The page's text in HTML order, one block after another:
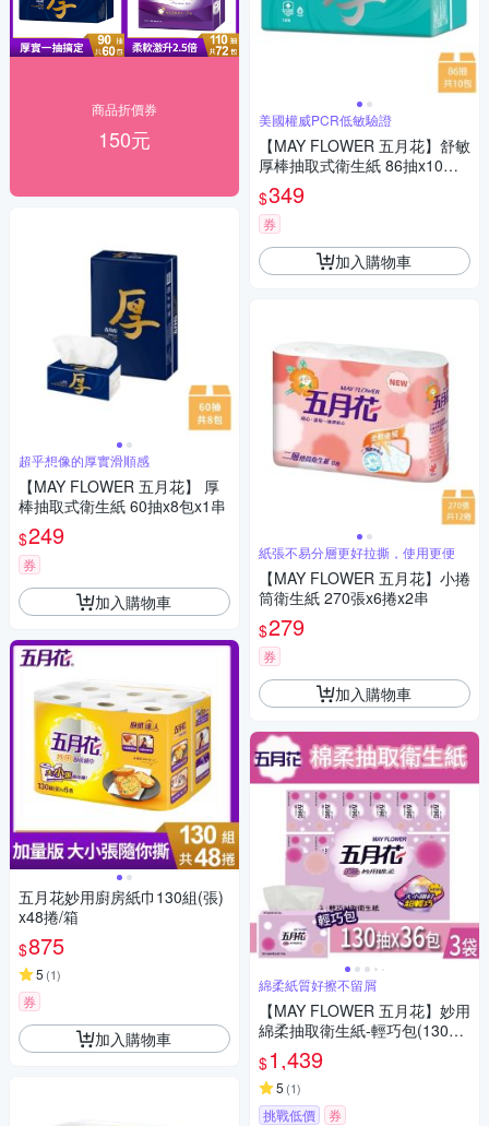
商品折價券
150元
超乎想像的厚實滑順感
【MAY FLOWER 五月花】 厚
棒抽取式衛生紙 60抽x8包x1串
$249
券
加入購物車
五月花妙用廚房紙巾130組(張)
x48捲/箱
$875
5 (1)
券
加入購物車
美國權威PCR低敏驗證
【MAY FLOWER 五月花】舒敏
厚棒抽取式衛生紙 86抽x10包/
串
$349
券
加入購物車
紙張不易分層更好拉撕，使用更便
【MAY FLOWER 五月花】小捲
筒衛生紙 270張x6捲x2串
$279
券
加入購物車
綿柔紙質好擦不留屑
【MAY FLOWER 五月花】妙用
綿柔抽取衛生紙-輕巧包(130抽
X36包)x3袋
$1,439
5 (1)
挑戰低價 券